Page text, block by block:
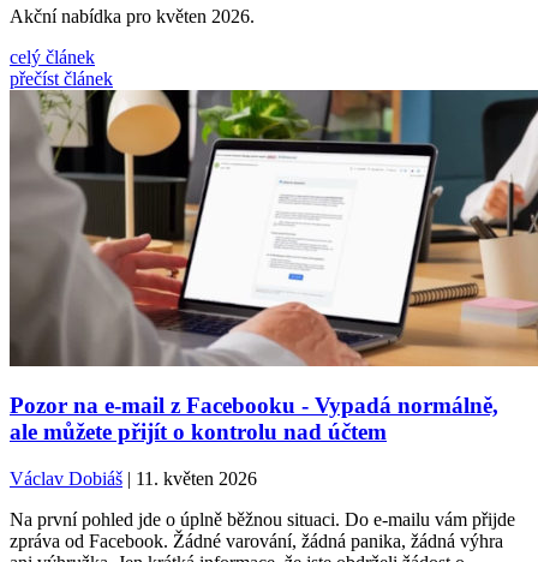
Akční nabídka pro květen 2026.
celý článek
přečíst článek
Pozor na e-mail z Facebooku - Vypadá normálně,
ale můžete přijít o kontrolu nad účtem
Václav Dobiáš | 11. květen 2026
Na první pohled jde o úplně běžnou situaci. Do e-mailu vám přijde
zpráva od Facebook. Žádné varování, žádná panika, žádná výhra